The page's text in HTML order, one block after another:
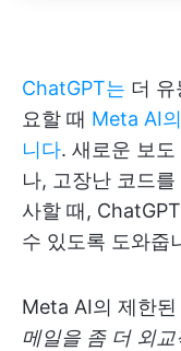
ChatGPT는 더 유
요할 때 Meta AI
니다. 새로운 보
나, 고장난 코드
사할 때,
수 있도록 도와줍
Meta AI의 제한
메일을 좀 더 외